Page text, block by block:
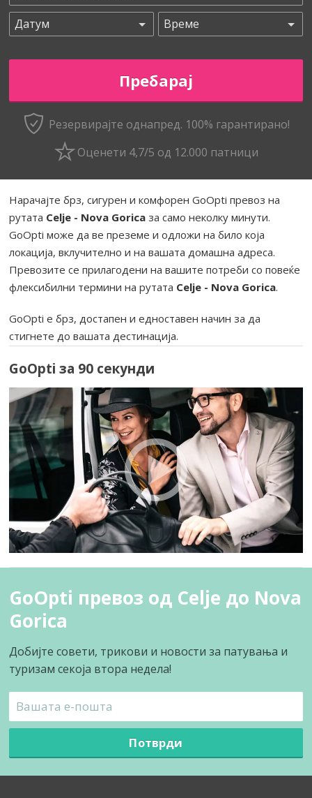
Резервирајте однапред. 100% гарантирано!
Оценети 4,7/5 од 12.000 патници
Нарачајте брз, сигурен и комфорен GoOpti превоз на
рутата Celje - Nova Gorica за само неколку минути.
GoOpti може да ве преземе и одложи на било која
локација, вклучително и на вашата домашна адреса.
Превозите се прилагодени на вашите потреби со повеќе
флексибилни термини на рутата Celje - Nova Gorica.
GoOpti е брз, достапен и едноставен начин за да
стигнете до вашата дестинација.
GoOpti за 90 секунди
GoOpti превоз од Celje до Nova
Gorica
Добијте совети, трикови и новости за патувања и
туризам секоја втора недела!
Потврди